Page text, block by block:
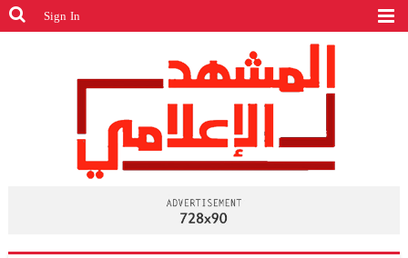
Sign In